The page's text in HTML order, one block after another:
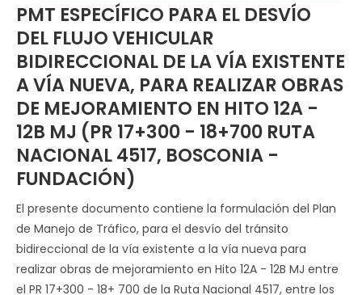
PMT ESPECÍFICO PARA EL DESVÍO
DEL FLUJO VEHICULAR
BIDIRECCIONAL DE LA VÍA EXISTENTE
A VÍA NUEVA, PARA REALIZAR OBRAS
DE MEJORAMIENTO EN HITO 12A -
12B MJ (PR 17+300 - 18+700 RUTA
NACIONAL 4517, BOSCONIA -
FUNDACIÓN)
El presente documento contiene la formulación del Plan
de Manejo de Tráfico, para el desvío del tránsito
bidireccional de la vía existente a la vía nueva para
realizar obras de mejoramiento en Hito 12A - 12B MJ entre
el PR 17+300 - 18+ 700 de la Ruta Nacional 4517, entre los